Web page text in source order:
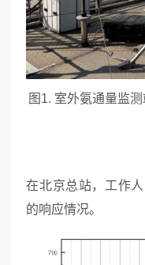
图1. 室外氨通量监测
在北京总站，工作
的响应情况。